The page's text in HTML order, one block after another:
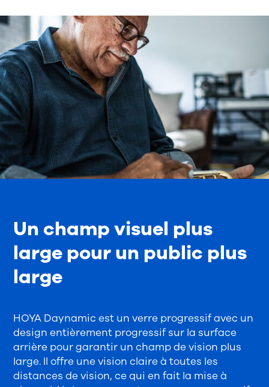
Un champ visuel plus
large pour un public plus
large
HOYA Daynamic est un verre progressif avec un
design entièrement progressif sur la surface
arrière pour garantir un champ de vision plus
large. Il offre une vision claire à toutes les
distances de vision, ce qui en fait la mise à